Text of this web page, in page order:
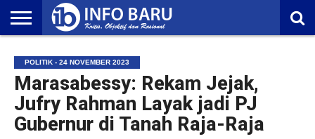
NASIONAL
AMBONIA
MALUKU
EKONOMI
POLITIK
OLAHRAGA
LIFESTYLE
REDAKSI
POLITIK - 24 NOVEMBER 2023
Marasabessy: Rekam Jejak,
Jufry Rahman Layak jadi PJ
Gubernur di Tanah Raja-Raja